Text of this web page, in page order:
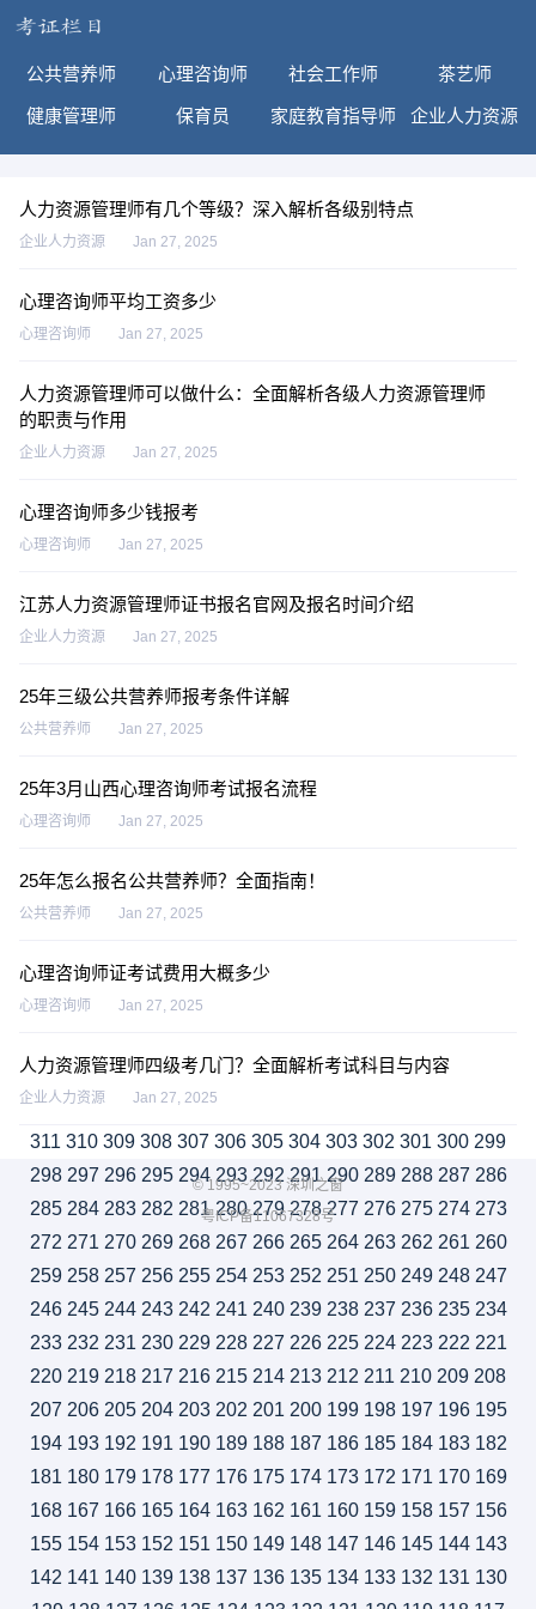
公共营养师 心理咨询师 社会工作师 茶艺师
健康管理师 保育员 家庭教育指导师 企业人力资源
人力资源管理师有几个等级？深入解析各级别特点
企业人力资源 Jan 27, 2025
心理咨询师平均工资多少
心理咨询师 Jan 27, 2025
人力资源管理师可以做什么：全面解析各级人力资源管理师
的职责与作用
企业人力资源 Jan 27, 2025
心理咨询师多少钱报考
心理咨询师 Jan 27, 2025
江苏人力资源管理师证书报名官网及报名时间介绍
企业人力资源 Jan 27, 2025
25年三级公共营养师报考条件详解
公共营养师 Jan 27, 2025
25年3月山西心理咨询师考试报名流程
心理咨询师 Jan 27, 2025
25年怎么报名公共营养师？全面指南！
公共营养师 Jan 27, 2025
心理咨询师证考试费用大概多少
心理咨询师 Jan 27, 2025
人力资源管理师四级考几门？全面解析考试科目与内容
企业人力资源 Jan 27, 2025
311 310 309 308 307 306 305 304 303 302 301 300 299
298 297 296 295 294 293 292 291 290 289 288 287 286
285 284 283 282 281 280 279 278 277 276 275 274 273
272 271 270 269 268 267 266 265 264 263 262 261 260
259 258 257 256 255 254 253 252 251 250 249 248 247
246 245 244 243 242 241 240 239 238 237 236 235 234
233 232 231 230 229 228 227 226 225 224 223 222 221
220 219 218 217 216 215 214 213 212 211 210 209 208
207 206 205 204 203 202 201 200 199 198 197 196 195
194 193 192 191 190 189 188 187 186 185 184 183 182
181 180 179 178 177 176 175 174 173 172 171 170 169
168 167 166 165 164 163 162 161 160 159 158 157 156
155 154 153 152 151 150 149 148 147 146 145 144 143
142 141 140 139 138 137 136 135 134 133 132 131 130
© 1995~2023 深圳之窗
粤ICP备11067328号